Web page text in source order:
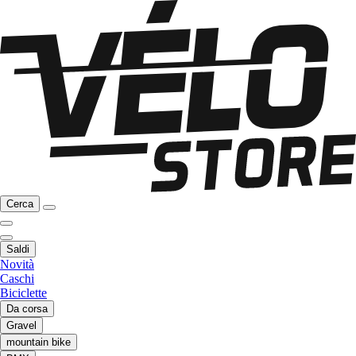
Cerca
Saldi
Novità
Caschi
Biciclette
Da corsa
Gravel
mountain bike